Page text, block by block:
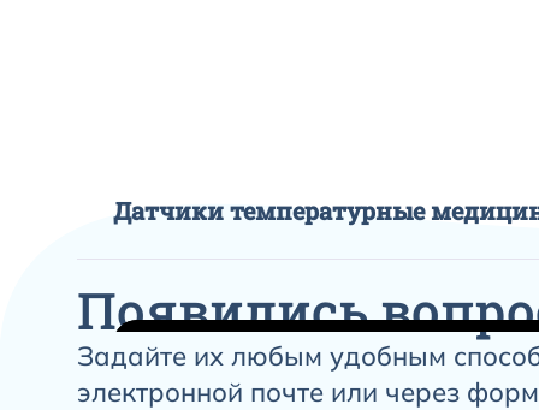
Датчики температурные
Появились
Задайте их любым удобным
электронной почте или через